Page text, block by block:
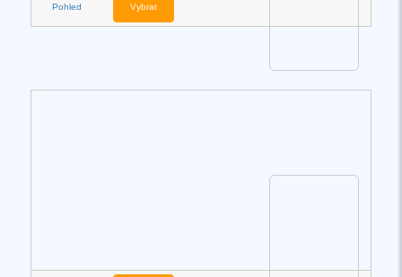
Pohled Vybrat